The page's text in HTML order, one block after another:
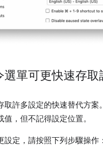
選單可更快速存取
取許多設定的快速替代方案
值，但不記得設定位置。
設定，請按照下列步驟操作：